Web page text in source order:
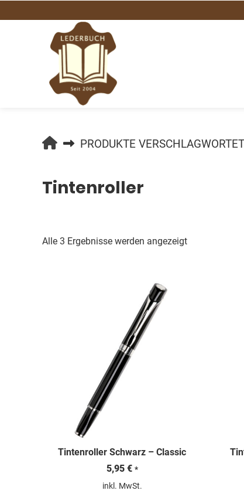
zum
LEDERBUCH.DE
PRODUKTE
Tintenroller
Alle 3 Ergebnisse werden angezeigtNach
Tintenroller Schwarz – Classic
5,95 € *
inkl. MwSt.